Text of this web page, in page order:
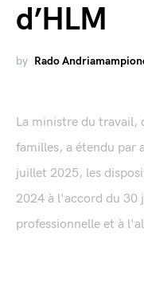
d’HLM
by Rado
La ministre du travail,
familles, a étendu par
juillet 2025, les
2024 à l'accord du 30
professionnelle et à